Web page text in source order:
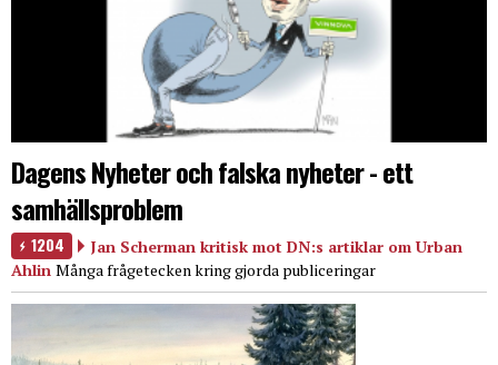
Dagens Nyheter och falska nyheter - ett
samhällsproblem
1204
Jan Scherman kritisk mot DN:s artiklar om Urban
Ahlin Många frågetecken kring gjorda publiceringar